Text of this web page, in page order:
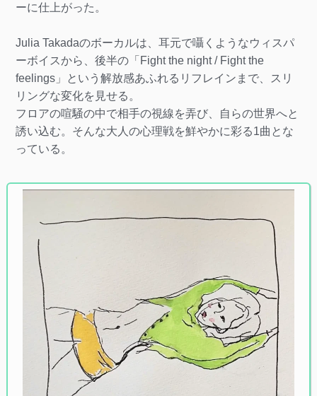
ーに仕上がった。
Julia Takadaのボーカルは、耳元で囁くようなウィスパ
ーボイスから、後半の「Fight the night / Fight the
feelings」という解放感あふれるリフレインまで、スリ
リングな変化を見せる。
フロアの喧騒の中で相手の視線を弄び、自らの世界へと
誘い込む。そんな大人の心理戦を鮮やかに彩る1曲とな
っている。